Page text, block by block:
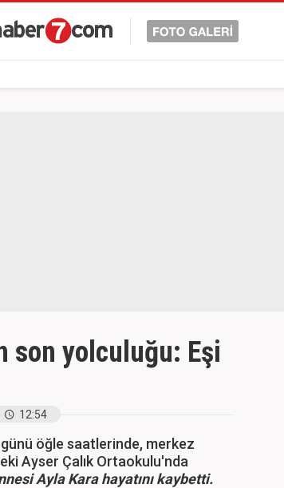
son yolculuğu: Eşi
12:54
öğle saatlerinde, merkez
Ayser Çalık Ortaokulu'nda
Ayla Kara hayatını kaybetti.